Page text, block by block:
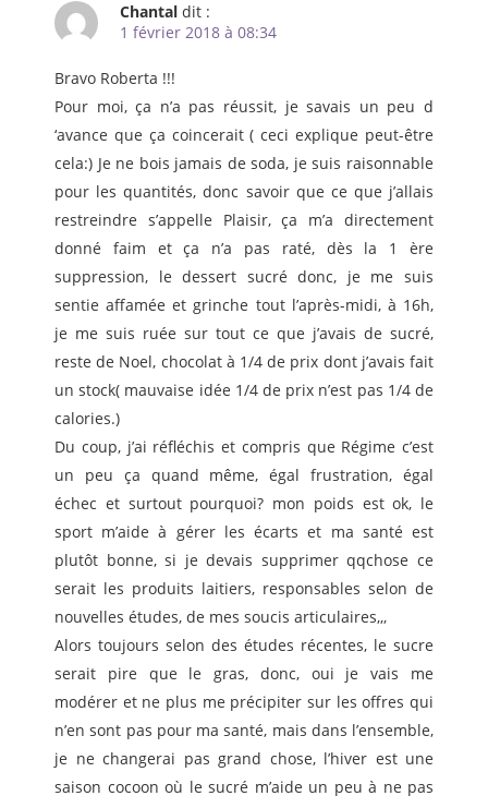
Chantal dit :
1 février 2018 à 08:34
Bravo Roberta !!!
Pour moi, ça n’a pas réussit, je savais un peu d
‘avance que ça coincerait ( ceci explique peut-être
cela:) Je ne bois jamais de soda, je suis raisonnable
pour les quantités, donc savoir que ce que j’allais
restreindre s’appelle Plaisir, ça m’a directement
donné faim et ça n’a pas raté, dès la 1 ère
suppression, le dessert sucré donc, je me suis
sentie affamée et grinche tout l’après-midi, à 16h,
je me suis ruée sur tout ce que j’avais de sucré,
reste de Noel, chocolat à 1/4 de prix dont j’avais fait
un stock( mauvaise idée 1/4 de prix n’est pas 1/4 de
calories.)
Du coup, j’ai réfléchis et compris que Régime c’est
un peu ça quand même, égal frustration, égal
échec et surtout pourquoi? mon poids est ok, le
sport m’aide à gérer les écarts et ma santé est
plutôt bonne, si je devais supprimer qqchose ce
serait les produits laitiers, responsables selon de
nouvelles études, de mes soucis articulaires,,,
Alors toujours selon des études récentes, le sucre
serait pire que le gras, donc, oui je vais me
modérer et ne plus me précipiter sur les offres qui
n’en sont pas pour ma santé, mais dans l’ensemble,
je ne changerai pas grand chose, l’hiver est une
saison cocoon où le sucré m’aide un peu à ne pas